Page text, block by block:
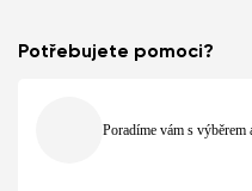
Potřebujete pomoci?
Poradíme vám s výběrem